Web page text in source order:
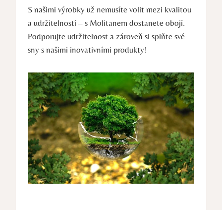
S našimi výrobky už nemusíte volit mezi kvalitou
a udržitelností – s Molitanem dostanete obojí.
Podporujte udržitelnost a zároveň si splňte své
sny s našimi inovativními produkty!